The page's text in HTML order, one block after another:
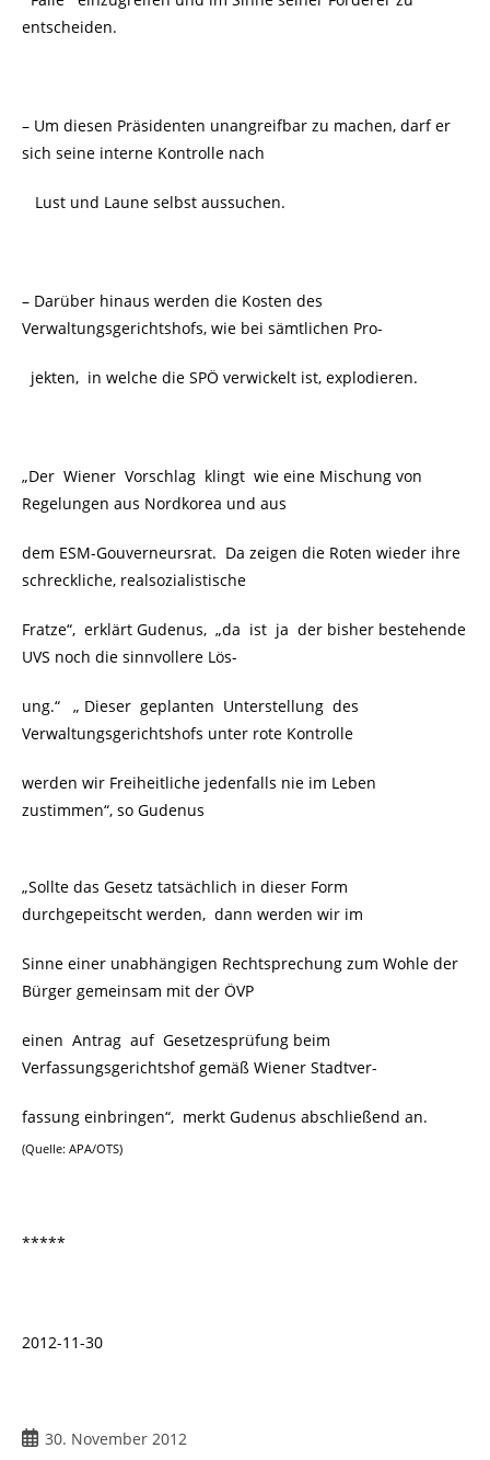
entscheiden.
– Um diesen Präsidenten unangreifbar zu machen, darf er
sich seine interne Kontrolle nach
Lust und Laune selbst aussuchen.
– Darüber hinaus werden die Kosten des
Verwaltungsgerichtshofs, wie bei sämtlichen Pro-
jekten, in welche die SPÖ verwickelt ist, explodieren.
„Der Wiener Vorschlag klingt wie eine Mischung von
Regelungen aus Nordkorea und aus
dem ESM-Gouverneursrat. Da zeigen die Roten wieder ihre
schreckliche, realsozialistische
Fratze“, erklärt Gudenus, „da ist ja der bisher bestehende
UVS noch die sinnvollere Lös-
ung.“ „ Dieser geplanten Unterstellung des
Verwaltungsgerichtshofs unter rote Kontrolle
werden wir Freiheitliche jedenfalls nie im Leben
zustimmen“, so Gudenus
„Sollte das Gesetz tatsächlich in dieser Form
durchgepeitscht werden, dann werden wir im
Sinne einer unabhängigen Rechtsprechung zum Wohle der
Bürger gemeinsam mit der ÖVP
einen Antrag auf Gesetzesprüfung beim
Verfassungsgerichtshof gemäß Wiener Stadtver-
fassung einbringen“, merkt Gudenus abschließend an.
(Quelle: APA/OTS)
*****
2012-11-30
Beitrag
30. November 2012